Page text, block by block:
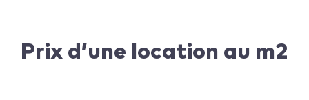
Prix d’une location au m2